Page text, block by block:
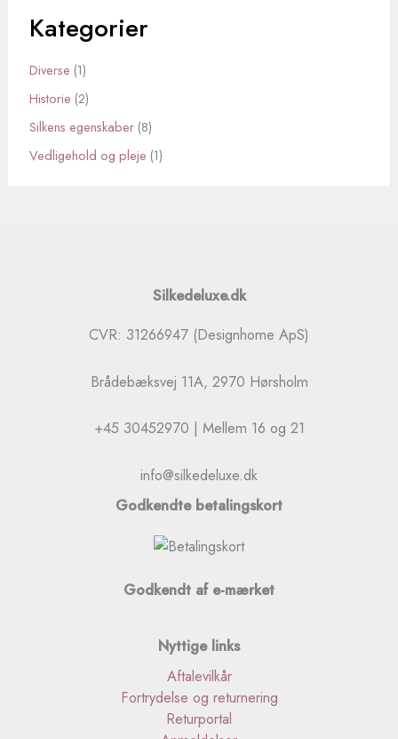
Kategorier
Diverse (1)
Historie (2)
Silkens egenskaber(8)
Vedligehold og pleje (1)
Silkedeluxe.dk
CVR: 31266947 (Designhome ApS)
Brådebæksvej 11A, 2970 Hørsholm
+45 30452970 | Mellem 16 og 21
info@silkedeluxe.dk
Godkendte betalingskort
Godkendt af e-mærket
Nyttige links
Aftalevilkår
Fortrydelse og returnering
Returportal